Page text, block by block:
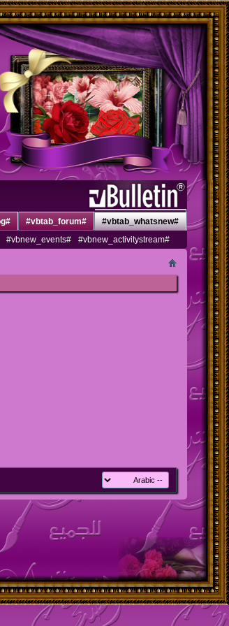
#vbtab_whatsnew#
#vbnew_activitystream#
#vbnew_events#
#vbtab_forum#
#vbtab_blog#